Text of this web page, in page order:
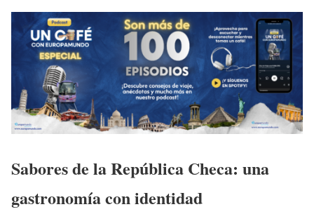
Sabores de la República Checa: una
gastronomía con identidad